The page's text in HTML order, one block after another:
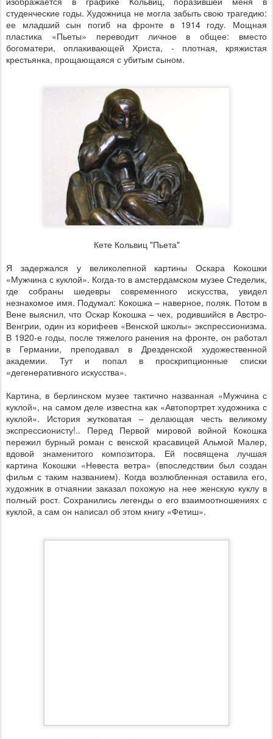
студенческие годы. Художница не могла забыть свою трагедию:
ее младший сын погиб на фронте в 1914 году. Мощная
пластика «Пьеты» переводит личное в общее: вместо
богоматери, оплакивающей Христа, - плотная, кряжистая
крестьянка, прощающаяся с убитым сыном.
Кете Кольвиц "Пьета"
Я задержался у великолепной картины Оскара Кокошки
«Мужчина с куклой». Когда-то в амстердамском музее Стеделик,
где собраны шедевры современного искусства, увидел
незнакомое имя. Подумал: Кокошка – наверное, поляк. Потом в
Вене выяснил, что Оскар Кокошка – чех, родившийся в Австро-
Венгрии, один из корифеев «Венской школы» экспрессионизма.
В 1920-е годы, после тяжелого ранения на фронте, он работал
в Германии, преподавал в Дрезденской художественной
академии. Тут и попал в проскрипционные списки
«дегенеративного искусства».
Картина, в берлинском музее тактично названная «Мужчина с
куклой», на самом деле известна как «Автопортрет художника с
куклой». История жутковатая – делающая честь великому
экспрессионисту!.. Перед Первой мировой войной Кокошка
пережил бурный роман с венской красавицей Альмой Малер,
вдовой знаменитого композитора. Ей посвящена лучшая
картина Кокошки «Невеста ветра» (впоследствии был создан
фильм с таким названием). Когда возлюбленная оставила его,
художник в отчаянии заказал похожую на нее женскую куклу в
полный рост. Сохранились легенды о его взаимоотношениях с
куклой, а сам он написал об этом книгу «Фетиш».